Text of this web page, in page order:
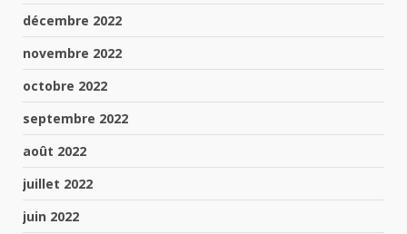
décembre 2022
novembre 2022
octobre 2022
septembre 2022
août 2022
juillet 2022
juin 2022